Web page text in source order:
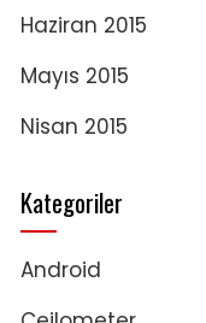
Haziran 2015
Mayıs 2015
Nisan 2015
Kategoriler
Android